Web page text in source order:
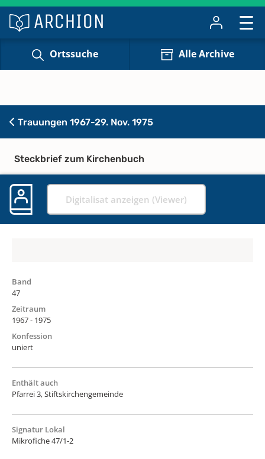
Ortssuche Alle Archive
Trauungen 1967-29. Nov. 1975
Steckbrief zum Kirchenbuch
Digitalisat anzeigen (Viewer)
Band
47
Zeitraum
1967 - 1975
Konfession
uniert
Enthält auch
Pfarrei 3, Stiftskirchengemeinde
Signatur Lokal
Mikrofiche 47/1-2